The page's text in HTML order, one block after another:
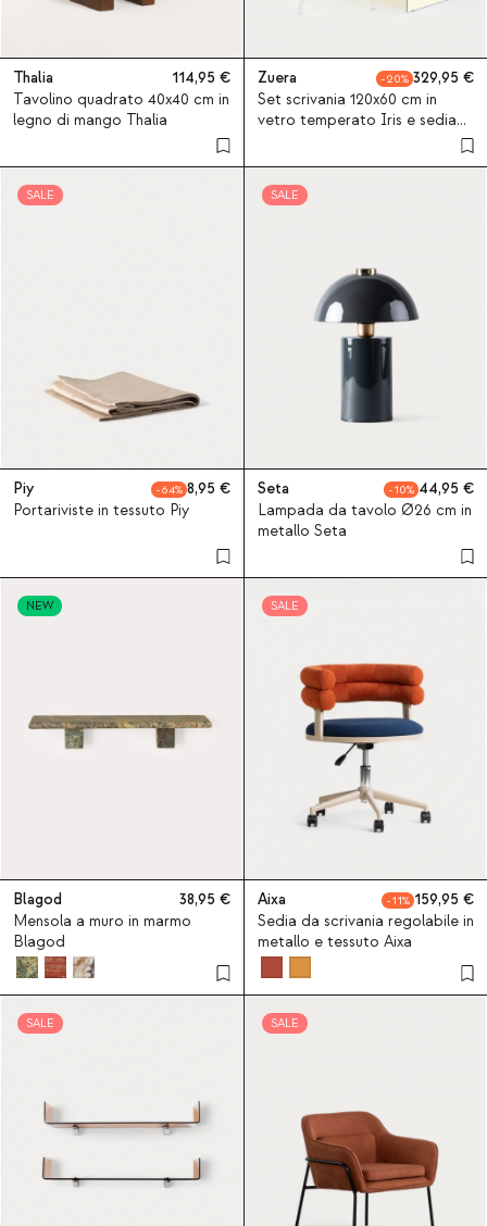
Thalia
114,95
Tavolino quadrato 40x40 cm in
legno di mango Thalia
Zuera 20
329,95
Set scrivania 120x60 cm in
vetro temperato Iris e sedia
con braccioli in policarbonato
Zuera
SALE
Piy 64
8,95
Portariviste in tessuto Piy
SALE
Seta 10
44,95
Lampada da tavolo Ø26 cm in
metallo Seta
NEW
Blagod
38,95
Mensola a muro in marmo
Blagod
SALE
Aixa 11
159,95
Sedia da scrivania regolabile in
metallo e tessuto Aixa
SALE SALE